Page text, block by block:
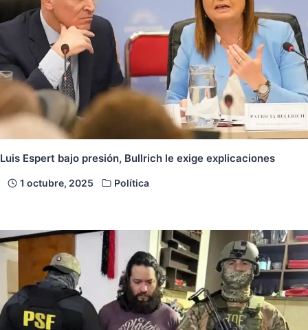
Luis Espert bajo presión, Bullrich le exige explicaciones
1 octubre, 2025 Política